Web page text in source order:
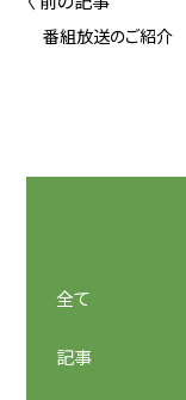
番組放送のご紹介
全て
記事